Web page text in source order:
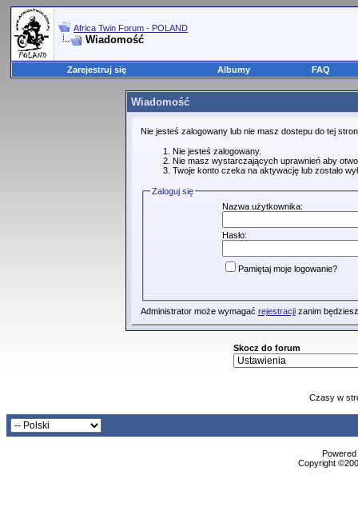
Africa Twin Forum - POLAND
Wiadomość
Zarejestruj się Albumy FAQ
Wiadomość
Nie jesteś zalogowany lub nie masz dostepu do tej
Nie jesteś zalogowany.
Nie masz wystarczających uprawnień aby
Twoje konto czeka na aktywację lub zostało
Zaloguj się
Nazwa użytkownika:
Hasło:
Pamiętaj moje logowanie?
Administrator może wymagać rejestracjizanim
Skocz do forum
Czasy w
Copyright